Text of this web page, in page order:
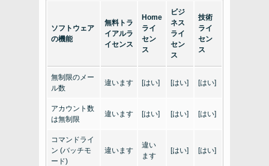
ソフトウェア
の機能
無料トラ
イアルラ
イセンス
Home
ライ
セン
ス
ビジ
ネス
ライ
セン
ス
技術
ライ
セン
ス
無制限のメー
ル数
違います [はい] [はい] [はい]
アカウント数
は無制限
違います [はい] [はい] [はい]
コマンドライ
ン (バッチモ
ード)
違います
違い
ます
[はい] [はい]